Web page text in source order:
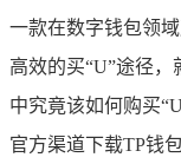
一款在数字钱包领
高效的买“U”途径
中究竟该如何购买
官方渠道下载TP钱